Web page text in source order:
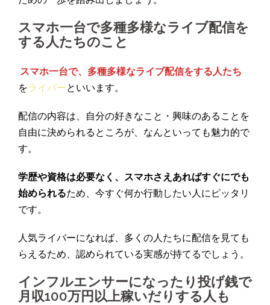
スマホ一台で多種多様なライブ配信を
する人たちのこと
スマホ一台で、多種多様なライブ配信をする人たち
をライバーといいます。
配信の内容は、自分の好きなこと・興味のあることを
自由に決められるところが、なんといっても魅力的で
す。
学歴や資格は必要なく、スマホさえあればすぐにでも
始められるため、今すぐ何か行動したい人にピッタリ
です。
人気ライバーになれば、多くの人たちに配信を見ても
らえるため、認められている実感が持てるでしょう。
インフルエンサーになったり投げ銭で
月収100万円以上稼いだりする人も